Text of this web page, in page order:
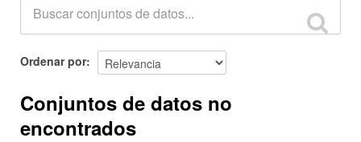
Ordenar por
Conjuntos de datos no
encontrados